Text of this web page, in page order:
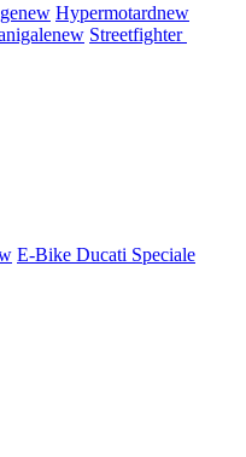
new Hypermotardnew
new Streetfighter
E-Bike Ducati Speciale